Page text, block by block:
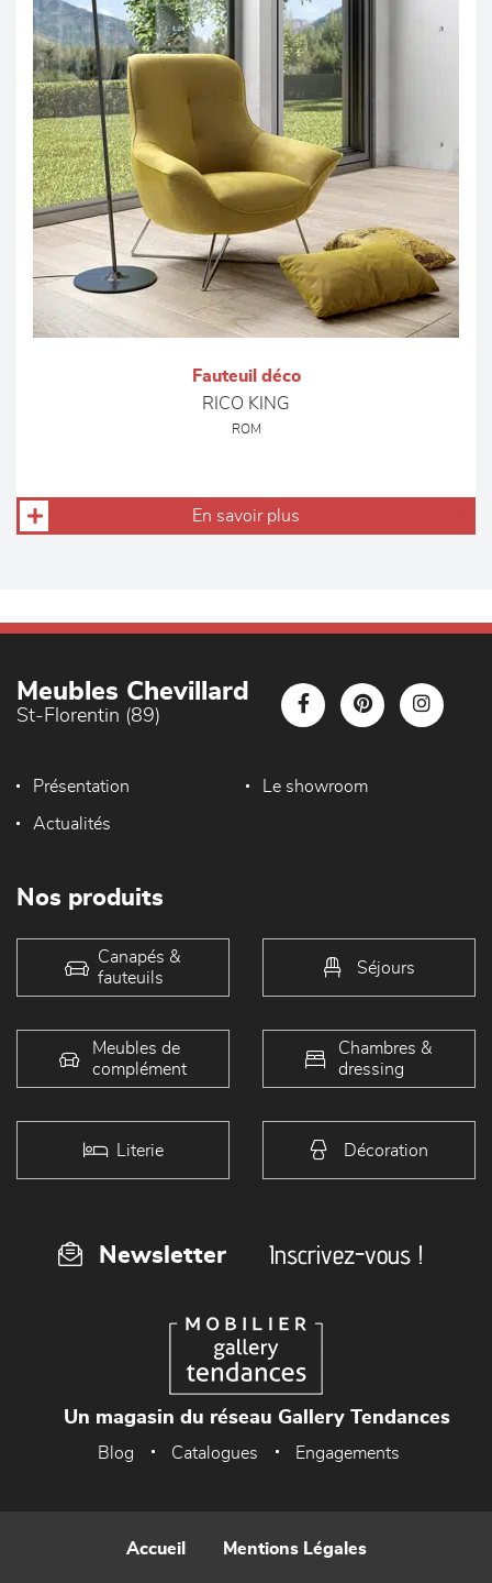
Fauteuil déco
RICO KING
ROM
En savoir plus
Meubles Chevillard
St-Florentin (89)
Présentation Le showroom
Actualités
Nos produits
Canapés &
fauteuils
Séjours
Meubles de
complément
Chambres &
dressing
Literie Décoration
Newsletter Inscrivez-vous !
Un magasin du réseau Gallery Tendances
Blog Catalogues Engagements
Accueil Mentions Légales